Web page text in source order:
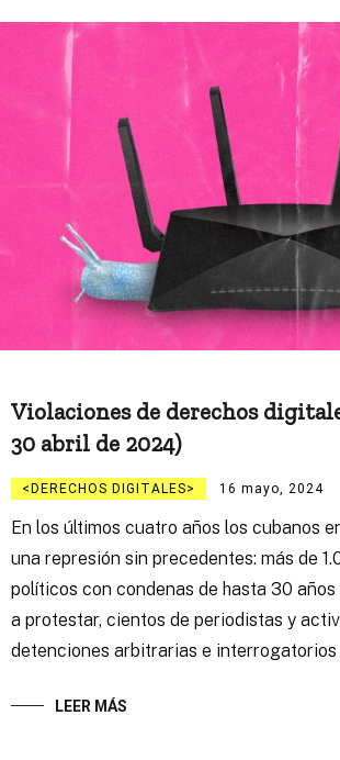
Violaciones de derechos
30 abril de 2024)
DERECHOS DIGITALES 16 mayo, 2024
En los últimos cuatro años los cubanos
una represión sin precedentes: más de
políticos con condenas de hasta 30
a protestar, cientos de periodistas y
detenciones arbitrarias e interrogatorios
LEER MÁS